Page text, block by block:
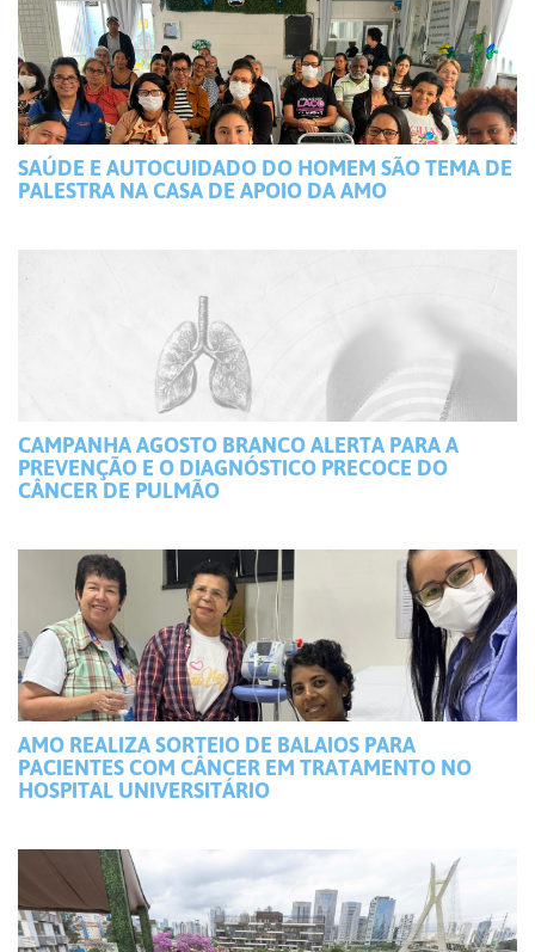
SAÚDE E AUTOCUIDADO DO HOMEM SÃO TEMA DE
PALESTRA NA CASA DE APOIO DA AMO
CAMPANHA AGOSTO BRANCO ALERTA PARA A
PREVENÇÃO E O DIAGNÓSTICO PRECOCE DO
CÂNCER DE PULMÃO
AMO REALIZA SORTEIO DE BALAIOS PARA
PACIENTES COM CÂNCER EM TRATAMENTO NO
HOSPITAL UNIVERSITÁRIO